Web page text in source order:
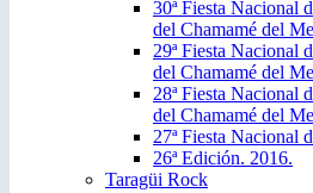
30ª Fiesta Nacional
del Chamamé del
29ª Fiesta Nacional
del Chamamé del
28ª Fiesta Nacional
del Chamamé del
27ª Fiesta Nacional
26ª Edición. 2016.
Taragüi Rock